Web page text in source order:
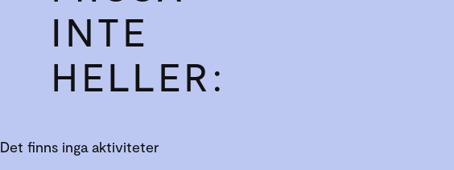
INTE
HELLER:
Det finns inga aktiviteter